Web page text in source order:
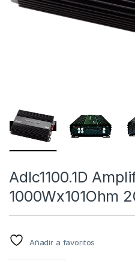
Adlc1100.1D
1000Wx101Ohm
Añadir a favoritos